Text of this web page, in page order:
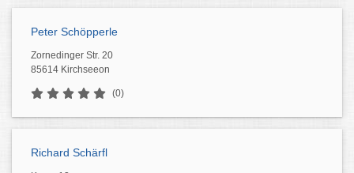
Peter Schöpperle
Zornedinger Str. 20
85614 Kirchseeon
(0)
Richard Schärfl